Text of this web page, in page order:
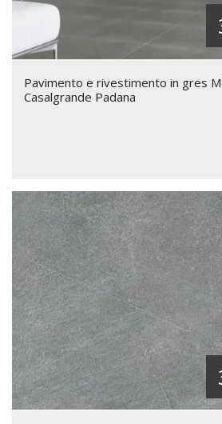
Pavimento e rivestimento in gres
Casalgrande Padana